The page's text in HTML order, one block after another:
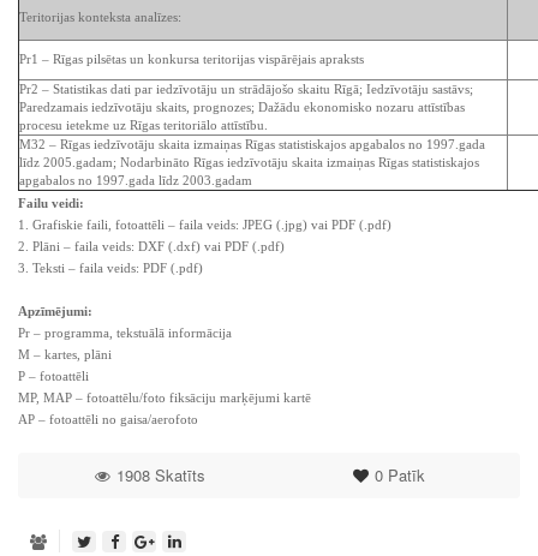
Teritorijas konteksta analīzes:
Pr1 – Rīgas pilsētas un konkursa teritorijas vispārējais apraksts
Pr2 – Statistikas dati par iedzīvotāju un strādājošo skaitu Rīgā; Iedzīvotāju sastāvs;
Paredzamais iedzīvotāju skaits, prognozes; Dažādu ekonomisko nozaru attīstības
procesu ietekme uz Rīgas teritoriālo attīstību.
M32 – Rīgas iedzīvotāju skaita izmaiņas Rīgas statistiskajos apgabalos no 1997.gada
līdz 2005.gadam; Nodarbināto Rīgas iedzīvotāju skaita izmaiņas Rīgas statistiskajos
apgabalos no 1997.gada līdz 2003.gadam
Failu veidi:
1. Grafiskie faili, fotoattēli – faila veids: JPEG (.jpg) vai PDF (.pdf)
2. Plāni – faila veids: DXF (.dxf) vai PDF (.pdf)
3. Teksti – faila veids: PDF (.pdf)
Apzīmējumi:
Pr – programma, tekstuālā informācija
M – kartes, plāni
P – fotoattēli
MP, MAP – fotoattēlu/foto fiksāciju marķējumi kartē
AP – fotoattēli no gaisa/aerofoto
0Patīk
1908 Skatīts